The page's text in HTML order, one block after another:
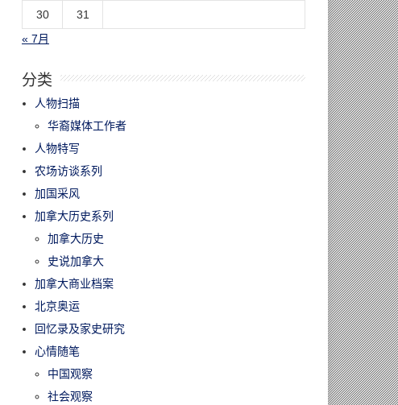
30
31
« 7月
分类
人物扫描
华裔媒体工作者
人物特写
农场访谈系列
加国采风
加拿大历史系列
加拿大历史
史说加拿大
加拿大商业档案
北京奥运
回忆录及家史研究
心情随笔
中国观察
社会观察